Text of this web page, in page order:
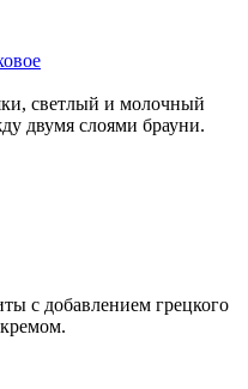
светлый и молочный
двумя слоями брауни.
с добавлением грецкого